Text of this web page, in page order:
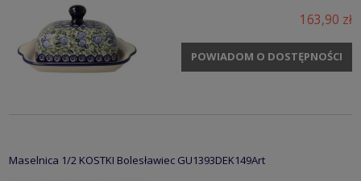
163,90 zł
POWIADOM O DOSTĘPNOŚCI
Maselnica 1/2 KOSTKI Bolesławiec GU1393DEK149Art